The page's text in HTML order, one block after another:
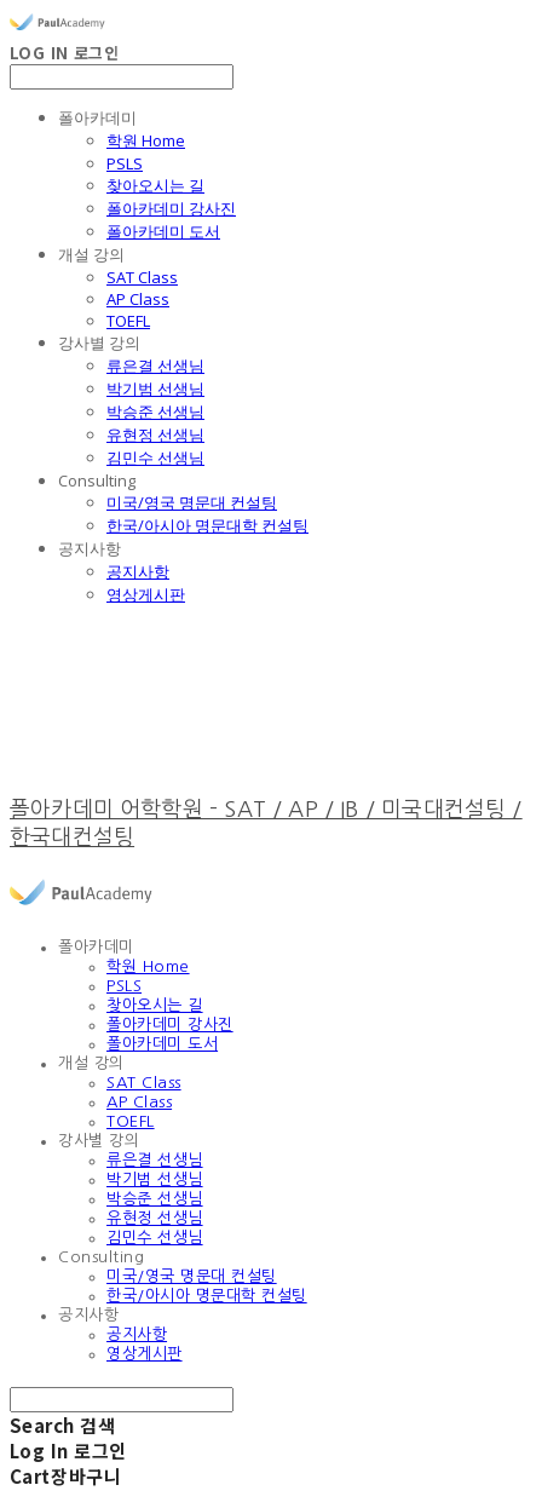
LOG IN 로그인
폴아카데미
학원 Home
PSLS
찾아오시는 길
폴아카데미 강사진
폴아카데미 도서
개설 강의
SAT Class
AP Class
TOEFL
강사별 강의
류은결 선생님
박기범 선생님
박승준 선생님
유현정 선생님
김민수 선생님
Consulting
미국/영국 명문대 컨설팅
한국/아시아 명문대학 컨설팅
공지사항
공지사항
영상게시판
폴아카데미 어학학원 - SAT / AP / IB / 미국대컨설팅 /
한국대컨설팅
폴아카데미
학원 Home
PSLS
찾아오시는 길
폴아카데미 강사진
폴아카데미 도서
개설 강의
SAT Class
AP Class
TOEFL
강사별 강의
류은결 선생님
박기범 선생님
박승준 선생님
유현정 선생님
김민수 선생님
Consulting
미국/영국 명문대 컨설팅
한국/아시아 명문대학 컨설팅
공지사항
공지사항
영상게시판
Search 검색
Log In 로그인
Cart장바구니